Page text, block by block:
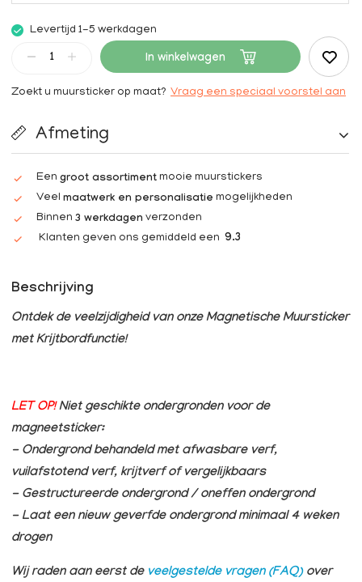
Levertijd 1-5 werkdagen
In winkelwagen
Zoekt u muursticker op maat? Vraag een speciaal voorstel aan
Afmeting
Een groot assortiment mooie muurstickers
Veel maatwerk en personalisatie mogelijkheden
Binnen 3 werkdagen verzonden
Klanten geven ons gemiddeld een 9.3
Beschrijving
Ontdek de veelzijdigheid van onze Magnetische Muursticker
met Krijtbordfunctie!
LET OP!Niet geschikte ondergronden voor de
magneetsticker:
- Ondergrond behandeld met afwasbare verf,
vuilafstotend verf, krijtverf of vergelijkbaars
- Gestructureerde ondergrond / oneffen ondergrond
- Laat een nieuw geverfde ondergrond minimaal 4 weken
drogen
Wij raden aan eerst de veelgestelde vragen (FAQ)over